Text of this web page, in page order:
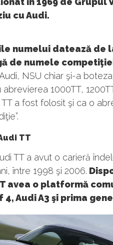
cu Audi.
numelui datează
de numele
NSU chiar şi-a
1000TT,
a fost folosit şi ca o
TT
TT a avut o carieră
între 1998 şi 2006.
avea o platformă
4, Audi A3 şi prima